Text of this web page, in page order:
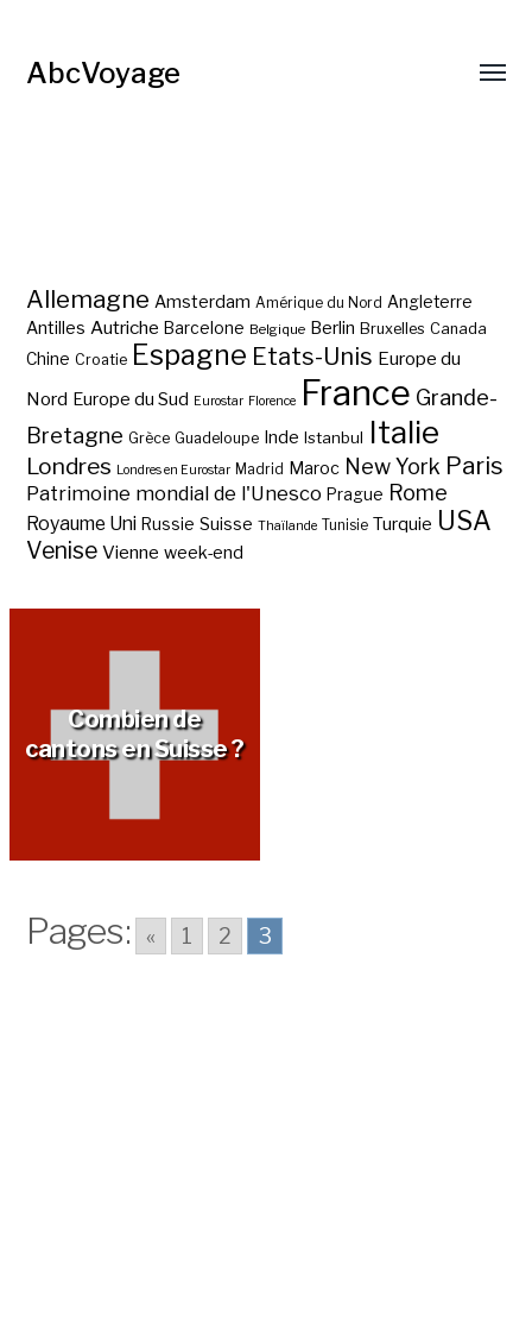
AbcVoyage
Allemagne Amsterdam Amérique du Nord Angleterre
Antilles Autriche Barcelone Belgique Berlin Bruxelles Canada
Chine Croatie Espagne Etats-Unis Europe du
Nord Europe du Sud Eurostar Florence France Grande-
Bretagne Grèce Guadeloupe Inde Istanbul Italie
Londres Londres en Eurostar Madrid Maroc New York Paris
Patrimoine mondial de l'Unesco Prague Rome
Royaume Uni Russie Suisse Thaïlande Tunisie Turquie USA
Venise Vienne week-end
Combien de
cantons en Suisse ?
Pages: « 1 2 3